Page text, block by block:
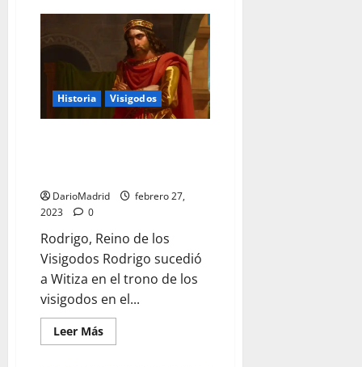
Wamba,
visigodo
que
no
quería
reinar
Historia Visigodos
DarioMadrid
febrero 27,
2023
0
Rodrigo, Reino de los
Visigodos Rodrigo sucedió
a Witiza en el trono de los
visigodos en el...
Leer MásLeer
más